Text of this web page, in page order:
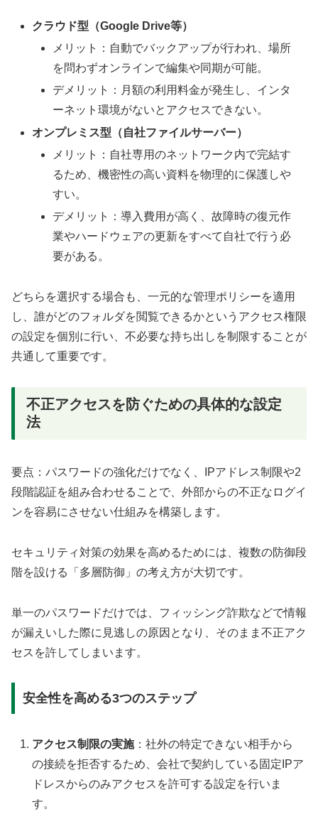
クラウド型（Google Drive等）
メリット：自動でバックアップが行われ、場所
を問わずオンラインで編集や同期が可能。
デメリット：月額の利用料金が発生し、インタ
ーネット環境がないとアクセスできない。
オンプレミス型（自社ファイルサーバー）
メリット：自社専用のネットワーク内で完結す
るため、機密性の高い資料を物理的に保護しや
すい。
デメリット：導入費用が高く、故障時の復元作
業やハードウェアの更新をすべて自社で行う必
要がある。
どちらを選択する場合も、一元的な管理ポリシーを適用
し、誰がどのフォルダを閲覧できるかというアクセス権限
の設定を個別に行い、不必要な持ち出しを制限することが
共通して重要です。
不正アクセスを防ぐための具体的な設定
法
要点：パスワードの強化だけでなく、IPアドレス制限や2
段階認証を組み合わせることで、外部からの不正なログイ
ンを容易にさせない仕組みを構築します。
セキュリティ対策の効果を高めるためには、複数の防御段
階を設ける「多層防御」の考え方が大切です。
単一のパスワードだけでは、フィッシング詐欺などで情報
が漏えいした際に見逃しの原因となり、そのまま不正アク
セスを許してしまいます。
安全性を高める3つのステップ
アクセス制限の実施：社外の特定できない相手から
の接続を拒否するため、会社で契約している固定IPア
ドレスからのみアクセスを許可する設定を行いま
す。